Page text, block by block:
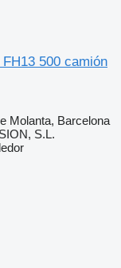
500 camión
Molanta, Barcelona
S.L.